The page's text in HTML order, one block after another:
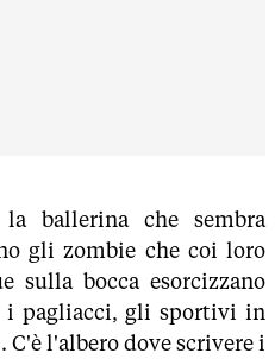
ballerina che sembra
gli zombie che coi loro
sulla bocca esorcizzano
i pagliacci, gli sportivi in
l'albero dove scrivere i